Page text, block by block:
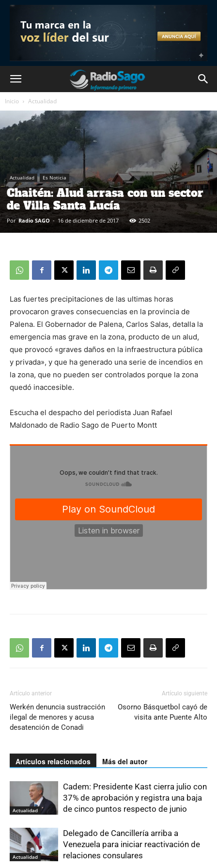
Inicio Actualidad
Actualidad Es Noticia
Chaitén: Alud arrasa con un sector
de Villa Santa Lucía
Por Radio SAGO - 16 de diciembre de 2017 2502
Las fuertes precipitaciones de las ultimas horas
provocaron graves consecuencias en la provincia de
Palena. El Gobernador de Palena, Carlos Salas, detalla la
emergencia mas grave en la zona, producto de un alud,
que provocó «graves daños en la infraestructura pública
y privada», y que ha generado una serie de incendios en
la zona, que no pueden ser controlados porque la zona
quedó inaccesible.
Escucha el despacho del periodista Juan Rafael
Maldonado de Radio Sago de Puerto Montt
Artículo anterior
Werkén denuncia sustracción
ilegal de menores y acusa
desatención de Conadi
Artículo siguiente
Osorno Básquetbol cayó de
visita ante Puente Alto
Artículos relacionados Más del autor
Actualidad
Cadem: Presidente Kast cierra julio con
37% de aprobación y registra una baja
de cinco puntos respecto de junio
Actualidad
Delegado de Cancillería arriba a
Venezuela para iniciar reactivación de
relaciones consulares